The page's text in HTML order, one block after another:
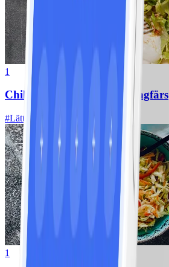
1
Chili con carne med kycklingfärs
#Lätt
1